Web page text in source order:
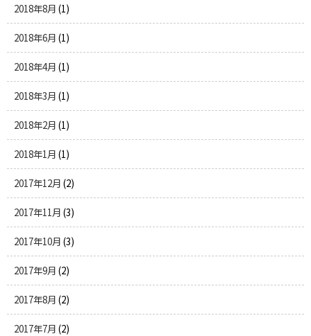
2018年8月 (1)
2018年6月 (1)
2018年4月 (1)
2018年3月 (1)
2018年2月 (1)
2018年1月 (1)
2017年12月 (2)
2017年11月 (3)
2017年10月 (3)
2017年9月 (2)
2017年8月 (2)
2017年7月 (2)